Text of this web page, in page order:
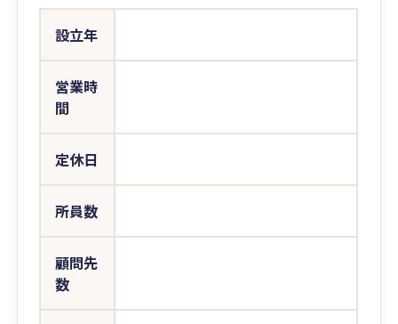
設立年
営業時
間
定休日
所員数
顧問先
数